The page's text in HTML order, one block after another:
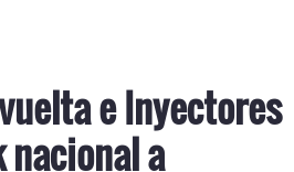
e Inyectores
a